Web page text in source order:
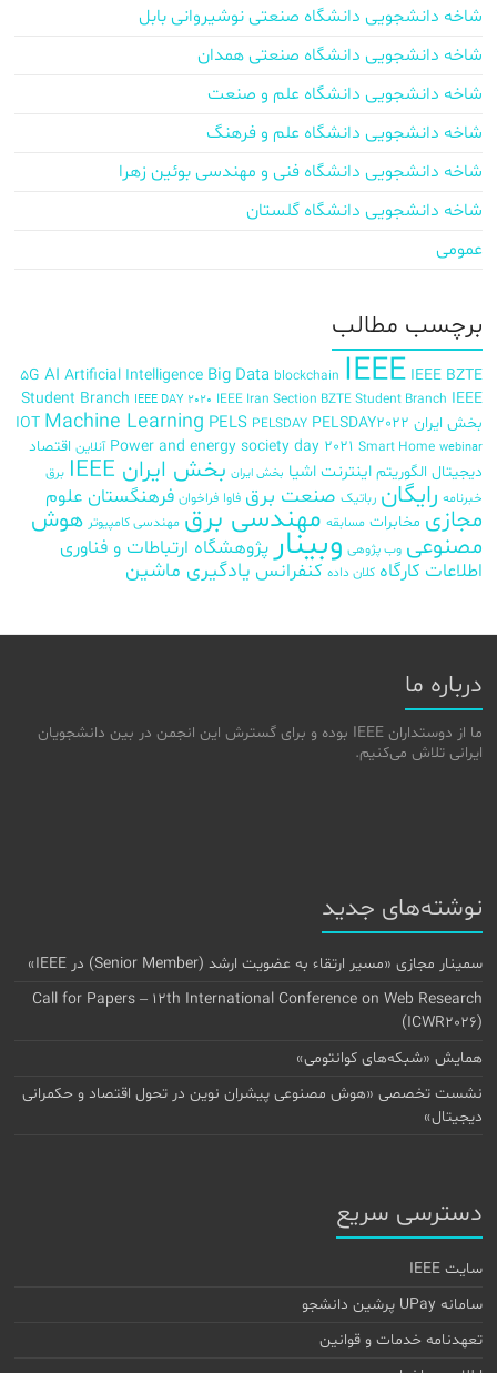
شاخه دانشجویی دانشگاه صنعتی نوشیروانی بابل
شاخه دانشجویی دانشگاه صنعتی همدان
شاخه دانشجویی دانشگاه علم و صنعت
شاخه دانشجویی دانشگاه علم و فرهنگ
شاخه دانشجویی دانشگاه فنی و مهندسی بوئین زهرا
شاخه دانشجویی دانشگاه گلستان
عمومی
برچسب‌ مطالب
5G AI Artificial Intelligence Big Data blockchain IEEE IEEE BZTE
Student Branch IEEE DAY 2020 IEEE Iran Section BZTE Student Branch IEEE
بخش ایران
IOT Machine Learning PELS PELSDAY PELSDAY2022
Power and energy society day 2021 Smart Home webinar آنلاین اقتصاد
دیجیتال الگوریتم اینترنت اشیا بخش ایران بخش ایران IEEE
برق
خبرنامه رایگان رباتیک صنعت برق فاوا فراخوان فرهنگستان علوم
مجازی مخابرات مسابقه مهندسی برق مهندسی کامپیوتر هوش
مصنوعی وب پژوهی وبینارپژوهشگاه ارتباطات و فناوری
اطلاعات کارگاه کلان داده کنفرانس یادگیری ماشین
درباره ما
ما از دوستداران IEEE بوده و برای گسترش این انجمن در بین دانشجویان
ایرانی تلاش می‌کنیم.
نوشته‌های جدید
سمینار مجازی «مسیر ارتقاء به عضویت ارشد (Senior Member) در IEEE»
Call for Papers – 12th International Conference on Web Research
(ICWR2026)
همایش «شبکه‌های کوانتومی»
نشست تخصصی «هوش مصنوعی پیشران نوین در تحول اقتصاد و حکمرانی
دیجیتال»
دسترسی سریع
سایت IEEE
سامانه UPay پرشین دانشجو
تعهدنامه خدمات و قوانین